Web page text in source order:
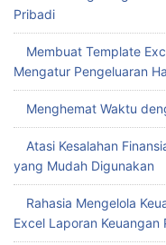
Mengelola Keuangan
Pengeluaran Bulanan
Atasi Utang dengan
Pribadi
Membuat Template
Mengatur Pengeluaran
Menghemat Waktu